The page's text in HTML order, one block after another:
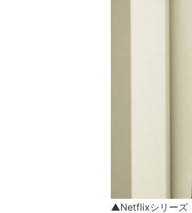
▲Netflixシリーズ